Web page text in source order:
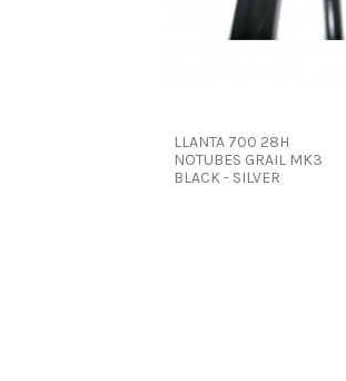
LLANTA 700 28H
NOTUBES GRAIL MK3
BLACK - SILVER